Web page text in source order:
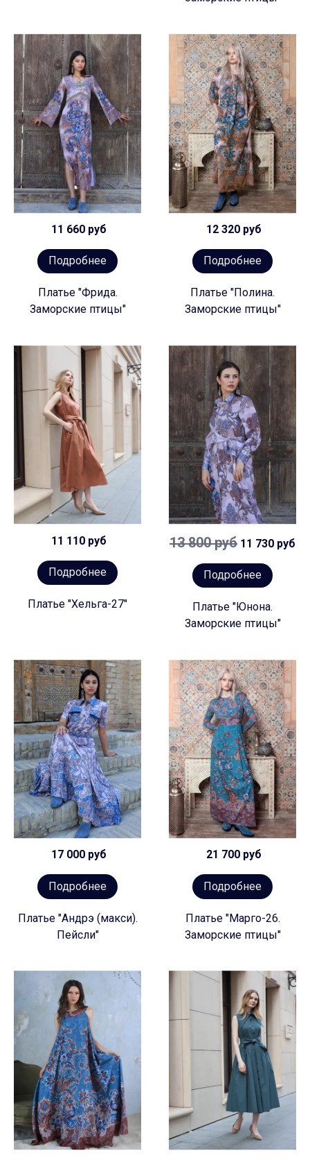
11 660 руб
Подробнее
Платье "Фрида.
Заморские птицы"
12 320 руб
Подробнее
Платье "Полина.
Заморские птицы"
11 110 руб
Подробнее
Платье "Хельга-27"
13 800 руб 11 730 руб
Подробнее
Платье "Юнона.
Заморские птицы"
17 000 руб
Подробнее
Платье "Андрэ (макси).
Пейсли"
21 700 руб
Подробнее
Платье "Марго-26.
Заморские птицы"